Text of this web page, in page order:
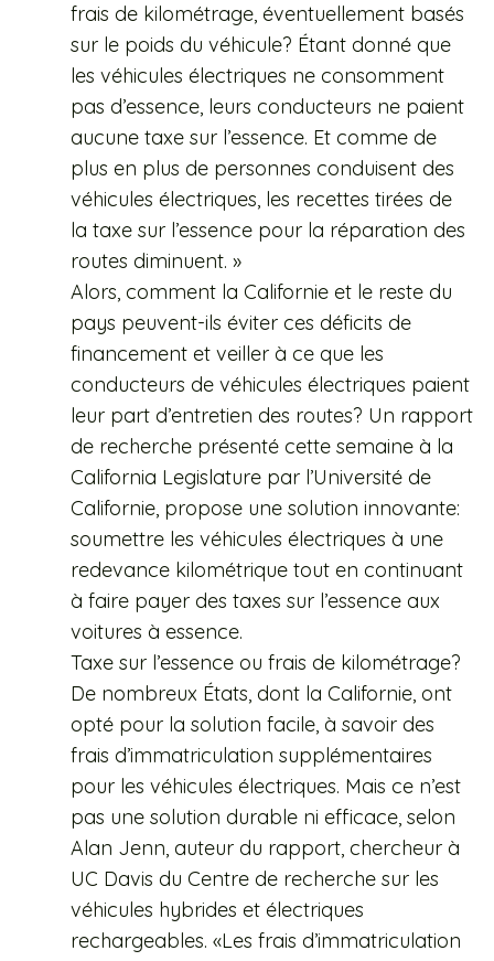
frais de kilométrage, éventuellement basés
sur le poids du véhicule? Étant donné que
les véhicules électriques ne consomment
pas d’essence, leurs conducteurs ne paient
aucune taxe sur l’essence. Et comme de
plus en plus de personnes conduisent des
véhicules électriques, les recettes tirées de
la taxe sur l’essence pour la réparation des
routes diminuent. »
Alors, comment la Californie et le reste du
pays peuvent-ils éviter ces déficits de
financement et veiller à ce que les
conducteurs de véhicules électriques paient
leur part d’entretien des routes? Un rapport
de recherche présenté cette semaine à la
California Legislature par l’Université de
Californie, propose une solution innovante:
soumettre les véhicules électriques à une
redevance kilométrique tout en continuant
à faire payer des taxes sur l’essence aux
voitures à essence.
Taxe sur l’essence ou frais de kilométrage?
De nombreux États, dont la Californie, ont
opté pour la solution facile, à savoir des
frais d’immatriculation supplémentaires
pour les véhicules électriques. Mais ce n’est
pas une solution durable ni efficace, selon
Alan Jenn, auteur du rapport, chercheur à
UC Davis du Centre de recherche sur les
véhicules hybrides et électriques
rechargeables. «Les frais d’immatriculation